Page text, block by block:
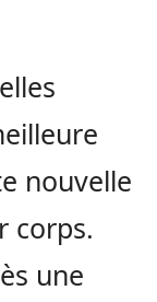
nouvelle
corps.
une